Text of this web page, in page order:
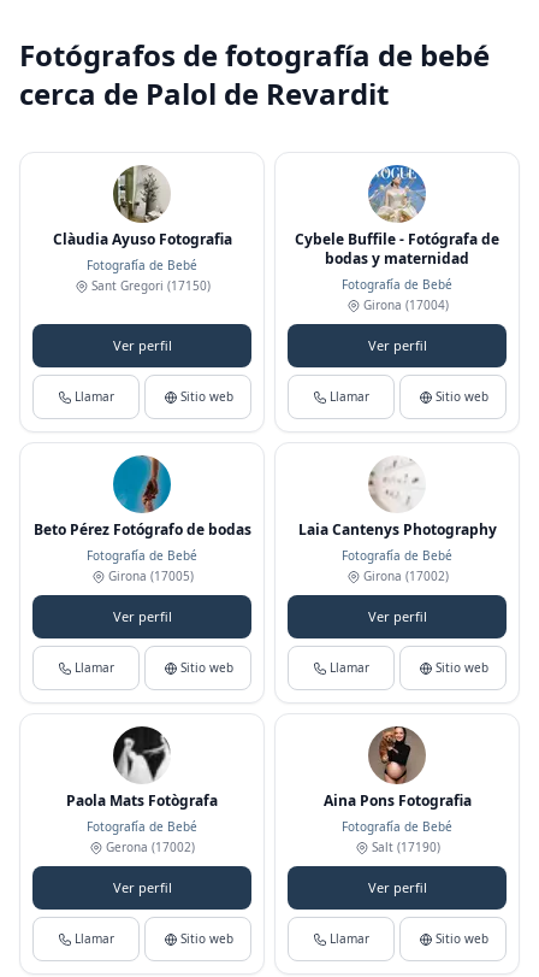
Fotógrafos de fotografía de bebé
cerca de Palol de Revardit
Clàudia Ayuso Fotografia
Fotografía de Bebé
Sant Gregori (17150)
Ver perfil
Llamar Sitio web
Cybele Buffile - Fotógrafa de
bodas y maternidad
Fotografía de Bebé
Girona (17004)
Ver perfil
Llamar Sitio web
Beto Pérez Fotógrafo de bodas
Fotografía de Bebé
Girona (17005)
Ver perfil
Llamar Sitio web
Laia Cantenys Photography
Fotografía de Bebé
Girona (17002)
Ver perfil
Llamar Sitio web
Paola Mats Fotògrafa
Fotografía de Bebé
Gerona (17002)
Ver perfil
Llamar Sitio web
Aina Pons Fotografia
Fotografía de Bebé
Salt(17190)
Ver perfil
Llamar Sitio web